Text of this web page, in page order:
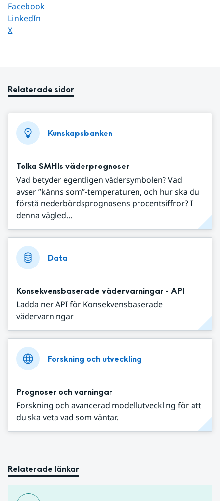
Dela sidan på
Facebook
Dela sidan på
LinkedIn
Dela sidan på
X
Relaterade sidor
Kunskapsbanken
Tolka SMHIs väderprognoser
Vad betyder egentligen vädersymbolen? Vad
avser ”känns som”-temperaturen, och hur ska du
förstå nederbördsprognosens procentsiffror? I
denna vägled...
Data
Konsekvensbaserade vädervarningar - API
Ladda ner API för Konsekvensbaserade
vädervarningar
Forskning och utveckling
Prognoser och varningar
Forskning och avancerad modellutveckling för att
du ska veta vad som väntar.
Relaterade länkar